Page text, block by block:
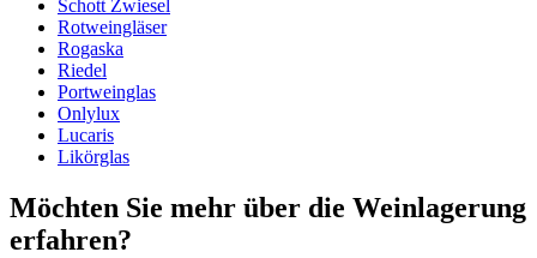
Schott Zwiesel
Rotweingläser
Rogaska
Riedel
Portweinglas
Onlylux
Lucaris
Likörglas
Möchten Sie mehr über die Weinlagerung
erfahren?